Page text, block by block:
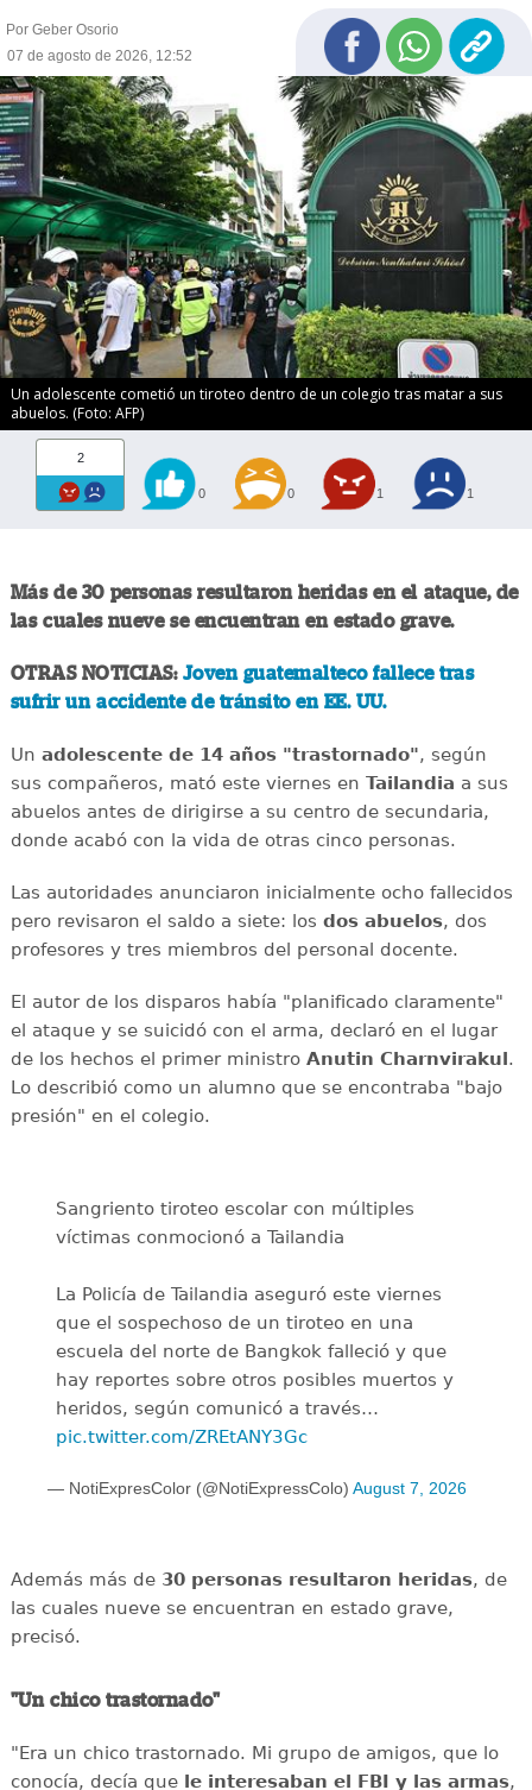
Por Geber Osorio
07 de agosto de 2026, 12:52
Un adolescente cometió un tiroteo dentro de un colegio tras matar a sus
abuelos. (Foto: AFP)
2
0 0 1 1
Más de 30 personas resultaron heridas en el ataque, de
las cuales nueve se encuentran en estado grave.
OTRAS NOTICIAS: Joven guatemalteco fallece tras
sufrir un accidente de tránsito en EE. UU.
Un adolescente de 14 años "trastornado", según
sus compañeros, mató este viernes en Tailandia a sus
abuelos antes de dirigirse a su centro de secundaria,
donde acabó con la vida de otras cinco personas.
Las autoridades anunciaron inicialmente ocho fallecidos
pero revisaron el saldo a siete: los dos abuelos, dos
profesores y tres miembros del personal docente.
El autor de los disparos había "planificado claramente"
el ataque y se suicidó con el arma, declaró en el lugar
de los hechos el primer ministro Anutin Charnvirakul.
Lo describió como un alumno que se encontraba "bajo
presión" en el colegio.
Sangriento tiroteo escolar con múltiples
víctimas conmocionó a Tailandia
La Policía de Tailandia aseguró este viernes
que el sospechoso de un tiroteo en una
escuela del norte de Bangkok falleció y que
hay reportes sobre otros posibles muertos y
heridos, según comunicó a través…
pic.twitter.com/ZREtANY3Gc
— NotiExpresColor (@NotiExpressColo) August 7, 2026
Además más de 30 personas resultaron heridas, de
las cuales nueve se encuentran en estado grave,
precisó.
"Un chico trastornado"
"Era un chico trastornado. Mi grupo de amigos, que lo
conocía, decía que le interesaban el FBI y las armas,